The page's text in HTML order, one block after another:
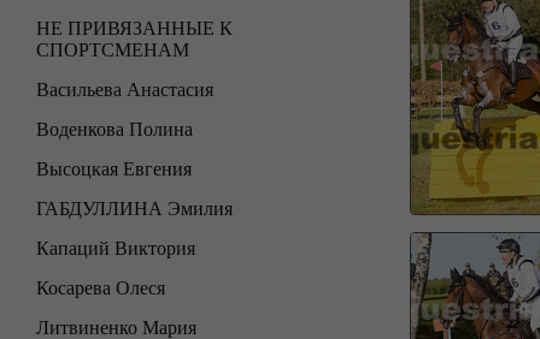
НЕ ПРИВЯЗАННЫЕ К
СПОРТСМЕНАМ
Васильева Анастасия
Воденкова Полина
Высоцкая Евгения
ГАБДУЛЛИНА Эмилия
Капаций Виктория
Косарева Олеся
Литвиненко Мария